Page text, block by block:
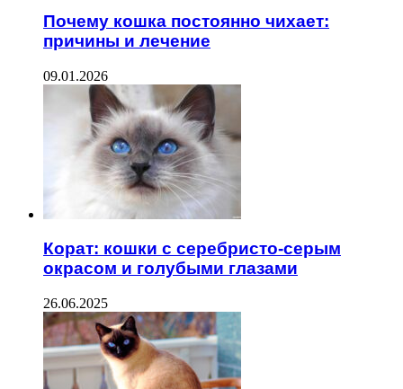
Почему кошка постоянно чихает:
причины и лечение
09.01.2026
Корат: кошки с серебристо-серым
окрасом и голубыми глазами
26.06.2025